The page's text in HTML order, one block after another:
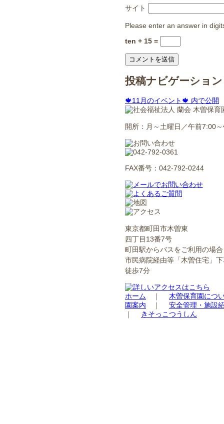
サイト
Please enter an answer in
ten + 15 =
投稿ナビゲーション
🍁11月のイベント🍁 内で公開
開所：月～土曜日／午前7:00
FAX番号：042-792-0244
東京都町田市木曽東
四丁目13番7号
町田駅からバスをご利用の場合
市民病院経由等「木曽住宅」
徒歩7分
ホーム ｜ 木曽保育園につ
園案内 ｜ 安全管理・施設
｜
きそっこつうしん